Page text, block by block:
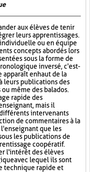
aux élèves de tenir
leurs apprentissages.
ou en équipe
concepts abordés lors
sous la forme de
inversé, c'est-
en haut de la
leurs publications des
même des balados.
rapide des
mais il
intervenants
de commentaires à la
que les
les publications de
coopératif.
l'intérêt des élèves
avec lequel ils sont
technique rapide et